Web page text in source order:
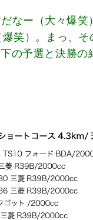
だなー（大々爆
笑）。まっ、
の予選と決勝の